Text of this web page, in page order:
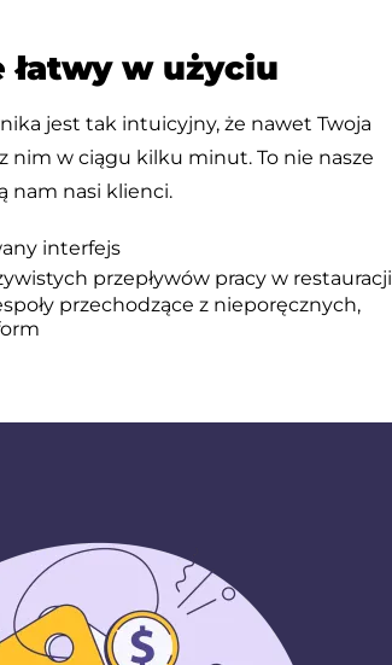
łatwy w użyciu
jest tak intuicyjny, że nawet Twoja
nim w ciągu kilku minut. To nie nasze
nam nasi klienci.
interfejs
przepływów pracy w restauracji
przechodzące z nieporęcznych,